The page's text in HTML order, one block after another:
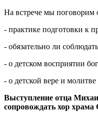
На встрече мы поговорим
- практике подготовки к
- обязательно ли
- о детском восприятии
- о детской вере и
Выступление отца
сопровождать хор